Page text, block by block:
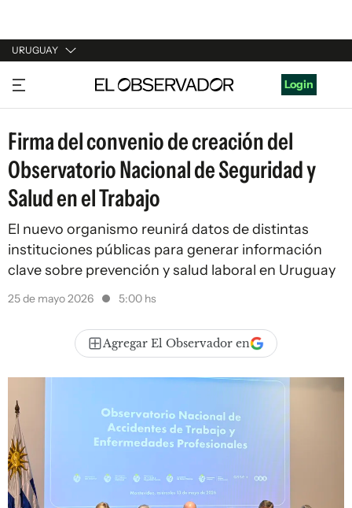
URUGUAY
URUGUAY
ARGENTINA
ESPAÑA
ESTADOS UNIDOS
Login
Firma del convenio de creación del
Observatorio Nacional de Seguridad y
Salud en el Trabajo
El nuevo organismo reunirá datos de distintas
instituciones públicas para generar información
clave sobre prevención y salud laboral en Uruguay
25 de mayo 2026 5:00 hs
Agregar El Observador en